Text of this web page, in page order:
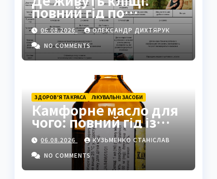
повний гід по
біотопах, ризиках і
захисті
06.08.2026
ОЛЕКСАНДР ДИХТЯРУК
NO COMMENTS
ЗДОРОВ’Я ТА КРАСА ЛІКУВАЛЬНІ ЗАСОБИ
Камфорне масло для
чого: повний гід із
застосуванням і
властивостями
06.08.2026
КУЗЬМЕНКО СТАНІСЛАВ
NO COMMENTS